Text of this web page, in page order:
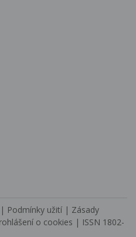
| Podmínky užití | Zásady
o cookies | ISSN 1802-